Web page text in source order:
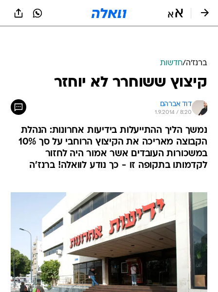
ברנז'ה/חדשות
קיצוץ ששוחרר לא יוחזר
דוד אברהם
1.9.2014 / 8:20
נמשך הליך ההתייעלות בידיעות אחרונות: הנהלת
הקבוצה מאריכה את הקיצוץ הרוחבי על סך 10%
במשכורות העובדים אשר אמור היה לחזור
לקדמותו בתקופה זו - כך נודע לוואלה! ברנז'ה